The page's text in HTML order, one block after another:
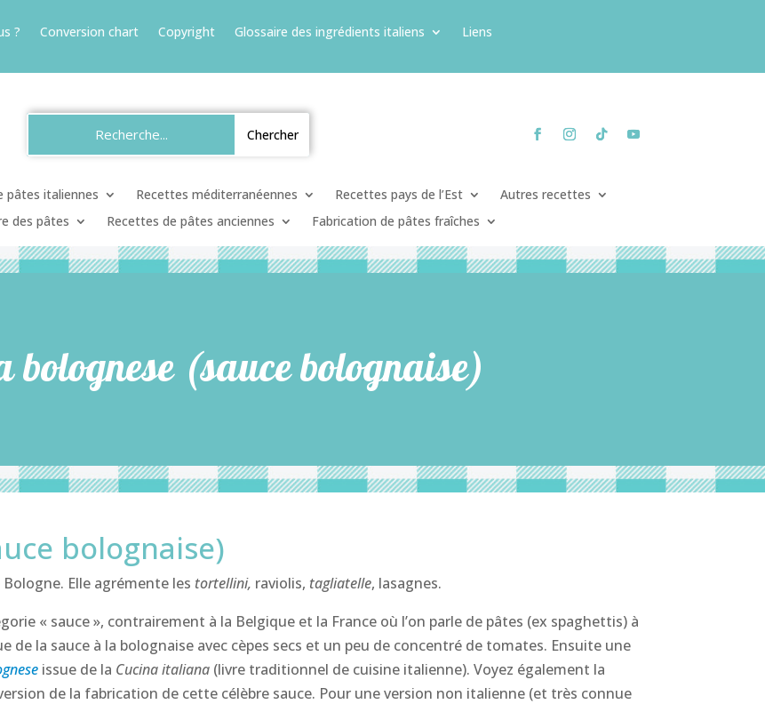
? Conversion chart Copyright Glossaire des ingrédients italiens Liens
pâtes italiennes Recettes méditerranéennes Recettes pays de l’Est
Autres recettes
des pâtes Recettes de pâtes anciennes Fabrication de pâtes fraîches
(sauce bolognaise)
bolognaise)
Elle agrémente les tortellini, raviolis, tagliatelle, lasagnes.
« sauce », contrairement à la Belgique et la France où l’on parle de pâtes (ex spaghettis) à
de la sauce à la bolognaise avec cèpes secs et un peu de concentré de tomates. Ensuite une
issue de la Cucina italiana (livre traditionnel de cuisine italienne). Voyez également la
de la fabrication de cette célèbre sauce. Pour une version non italienne (et très connue